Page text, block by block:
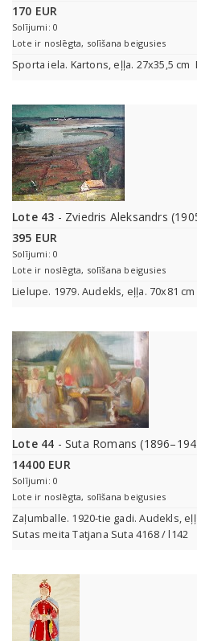
170 EUR
Solījumi: 0
Lote ir noslēgta, solīšana beigusies
Sporta iela. Kartons, eļļa. 27x35,5 cm
Lote 43 - Zviedris Aleksandrs
395 EUR
Solījumi: 0
Lote ir noslēgta, solīšana beigusies
Lielupe. 1979. Audekls, eļļa. 70x81
Lote 44 - Suta Romans
14400 EUR
Solījumi: 0
Lote ir noslēgta, solīšana beigusies
Zaļumballe. 1920-tie gadi. Audekls,
Sutas meita Tatjana Suta 4168 / l142